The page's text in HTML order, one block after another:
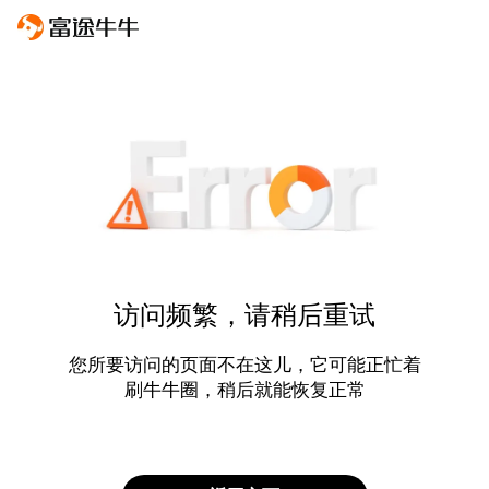
访问频繁，请稍后重试
您所要访问的页面不在这儿，它可能正忙着
刷牛牛圈，稍后就能恢复正常